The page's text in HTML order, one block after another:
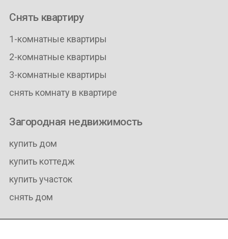
Снять квартиру
1-комнатные квартиры
2-комнатные квартиры
3-комнатные квартиры
снять комнату в квартире
Загородная недвижимость
купить дом
купить коттедж
купить участок
снять дом